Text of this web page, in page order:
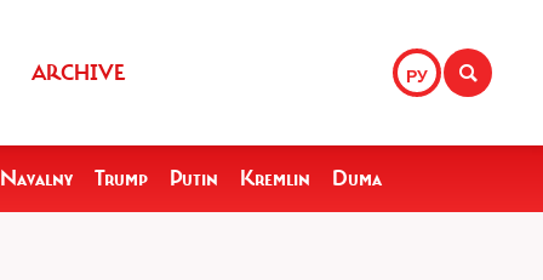
РУ
ARCHIVE
Navalny Trump Putin Kremlin Duma